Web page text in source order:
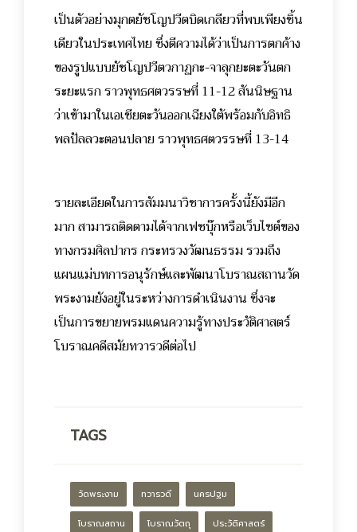
เป็นตัวอย่างมุกตยัชโญปวีตบิดเกลียวที่พบเพียงชิ้น
เดียวในประเทศไทย ซึ่งตีความได้ว่าเป็นการตกค้าง
ของรูปแบบยัชโญปวีตวกาฏกะ-จาลุกยะตะวันตก
ระยะแรก ราวพุทธศตวรรษที่ 11-12 สันนิษฐาน
ว่าเข้ามาในเอเชียตะวันออกเฉียงใต้พร้อมกับอิทธิ
พลปัลลวะตอนปลาย ราวพุทธศตวรรษที่ 13-14
รายละเอียดในการสัมมนาวิชาการครั้งนี้ยังมีอีก
มาก สามารถติดตามได้จากเฟซบุ๊กหรือเว็บไซต์ของ
ทางกรมศิลปากร กระทรวงวัฒนธรรม รวมถึง
แผนแม่บทการอนุรักษ์และพัฒนาโบราณสถานวัด
พระงามยังอยู่ในระหว่างการดำเนินงาน ซึ่งจะ
เป็นการขยายพรมแดนความรู้ทางประวัติศาสตร์
โบราณคดีสมัยทวารวดีต่อไป
TAGS
วัดพระงาม ทวารวดี นครปฐม
โบราณสถาน โบราณวัตถุ ประวัติศาสตร์